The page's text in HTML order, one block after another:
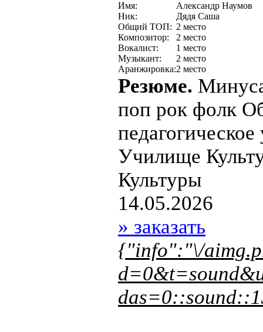
Имя:
Александр Наумов
Ник:
Дядя Саша
Общий ТОП: 2 место
Композитор:
2 место
Вокалист:
1 место
Музыкант:
2 место
Аранжировка:2 место
Резюме.
поп рок фолк
Училище
Культуры
14.05.2026
» заказать
{"info":"\/